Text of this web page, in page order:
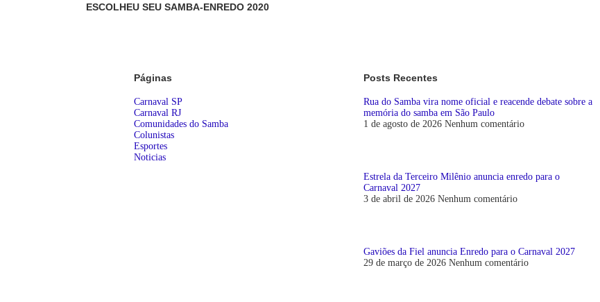
ESCOLHEU SEU SAMBA-ENREDO 2020
Páginas
Carnaval SP
Carnaval RJ
Comunidades do Samba
Colunistas
Esportes
Noticias
Posts Recentes
Rua do Samba vira nome oficial e reacende debate sobre a
memória do samba em São Paulo
1 de agosto de 2026 Nenhum comentário
Estrela da Terceiro Milênio anuncia enredo para o
Carnaval 2027
3 de abril de 2026 Nenhum comentário
Gaviões da Fiel anuncia Enredo para o Carnaval 2027
29 de março de 2026 Nenhum comentário